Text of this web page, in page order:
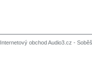
Internetový obchod Audio3.cz -